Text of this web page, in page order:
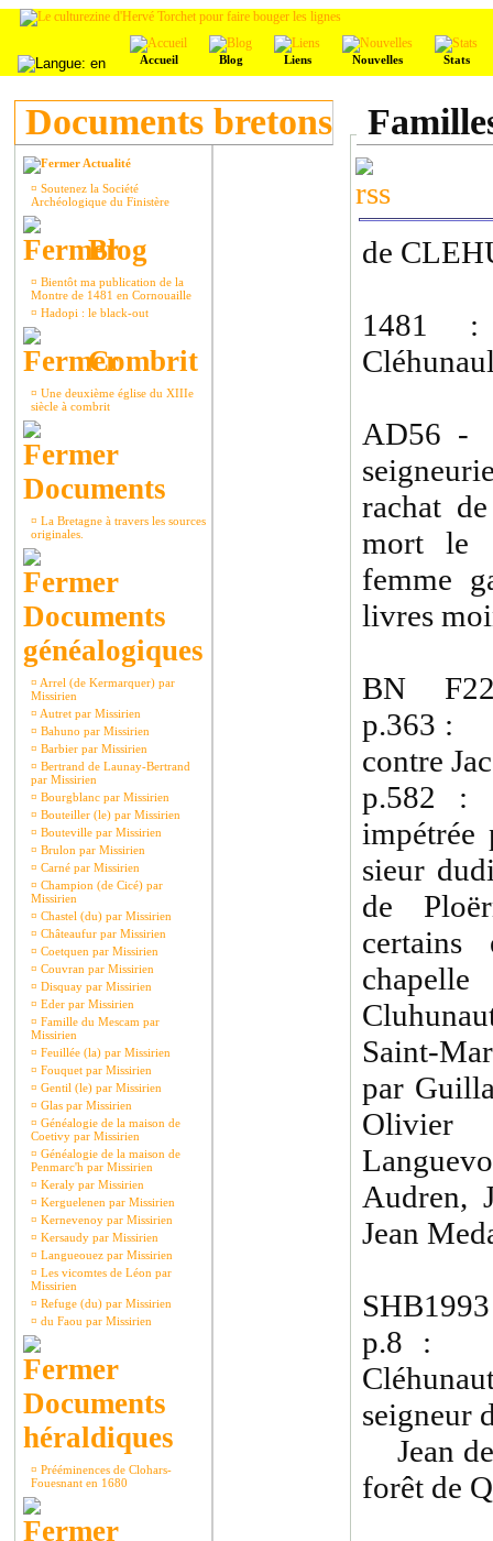
Accueil Blog Liens Nouvelles Stats
Documents bretons
Actualité
¤ Soutenez la Société
Archéologique du Finistère
Blog
¤ Bientôt ma publication de la
Montre de 1481 en Cornouaille
¤ Hadopi : le black-out
Combrit
¤ Une deuxième église du XIIIe
siècle à combrit
Documents
¤ La Bretagne à travers les sources
originales.
Documents
généalogiques
¤ Arrel (de Kermarquer) par
Missirien
¤ Autret par Missirien
¤ Bahuno par Missirien
¤ Barbier par Missirien
¤ Bertrand de Launay-Bertrand
par Missirien
¤ Bourgblanc par Missirien
¤ Bouteiller (le) par Missirien
¤ Bouteville par Missirien
¤ Brulon par Missirien
¤ Carné par Missirien
¤ Champion (de Cicé) par
Missirien
¤ Chastel (du) par Missirien
¤ Châteaufur par Missirien
¤ Coetquen par Missirien
¤ Couvran par Missirien
¤ Disquay par Missirien
¤ Eder par Missirien
¤ Famille du Mescam par
Missirien
¤ Feuillée (la) par Missirien
¤ Fouquet par Missirien
¤ Gentil (le) par Missirien
¤ Glas par Missirien
¤ Généalogie de la maison de
Coetivy par Missirien
¤ Généalogie de la maison de
Penmarc'h par Missirien
¤ Keraly par Missirien
¤ Kerguelenen par Missirien
¤ Kernevenoy par Missirien
¤ Kersaudy par Missirien
¤ Langueouez par Missirien
¤ Les vicomtes de Léon par
Missirien
¤ Refuge (du) par Missirien
¤ du Faou par Missirien
Documents
héraldiques
¤ Prééminences de Clohars-
Fouesnant en 1680
de
1481 :
AD56 -
rachat
mort le
femme
livres
BN
p.363 :
contre
p.582
impétrée
sieur
de
certains
Saint-
par
Audren,
Jean
p.8 :
seigneur
Jean
forêt de